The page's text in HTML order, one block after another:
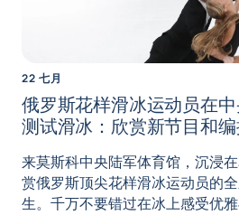
22 七月
俄罗斯花样滑冰运动员在
测试滑冰：欣赏新节目和
来莫斯科中央陆军体育馆，沉浸
赏俄罗斯顶尖花样滑冰运动员的
生。千万不要错过在冰上感受优雅